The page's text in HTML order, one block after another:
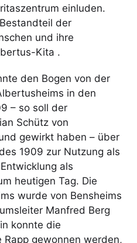
einluden.
der
und ihre
Kita .
den Bogen von der
in den
– so soll der
Schütz von
gewirkt haben – über
1909 zur Nutzung als
als
heutigen Tag. Die
wurde von Bensheims
Manfred Berg
konnte die
Rapp gewonnen werden,